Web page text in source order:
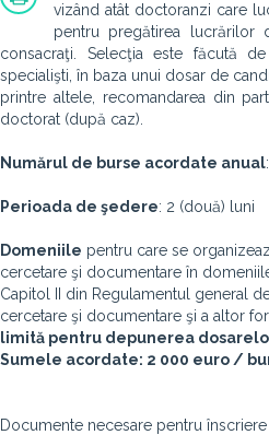
vizând atât doctoranzi care
pentru pregătirea lucrărilor
consacraţi. Selecţia este făcută
specialişti, în baza unui dosar de
printre altele, recomandarea din
doctorat (după caz).
Numărul de burse acordate anual
Perioada de şedere: 2 (două) luni
Domeniile pentru care se
cercetare şi documentare în
Capitol II din Regulamentul general
cercetare şi documentare şi a altor
limită pentru depunerea
Sumele acordate: 2 000 euro /
Documente necesare pentru